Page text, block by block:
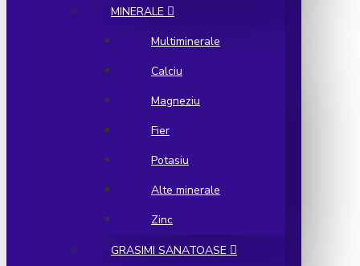
MINERALE
Multiminerale
Calciu
Magneziu
Fier
Potasiu
Alte minerale
Zinc
GRASIMI SANATOASE